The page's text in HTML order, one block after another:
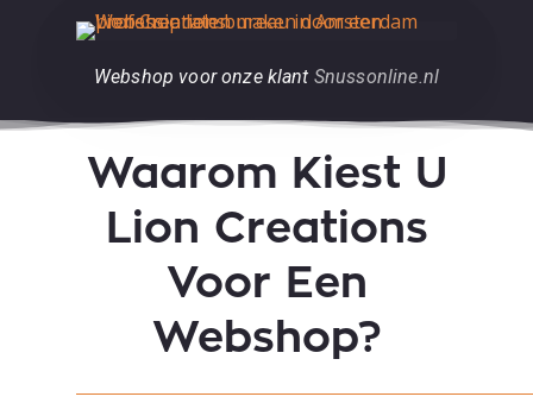
Webshop voor onze klant Snussonline.nl
Waarom Kiest U
Lion Creations
Voor Een
Webshop?